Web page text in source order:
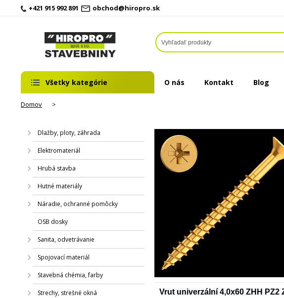
+421 915 992 891 obchod@hiropro.sk
Všetky kategórie O nás Kontakt Blog
Domov >
Dlažby, ploty, záhrada
Elektromateriál
Hrubá stavba
Hutné materiály
Náradie, ochranné pomôcky
OSB dosky
Sanita, odvetrávanie
Spojovací materiál
Stavebná chémia, farby
Strechy, strešné okná Vrut univerzální 4,0x60 ZHH PZ2